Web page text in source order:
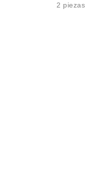
2 piezas